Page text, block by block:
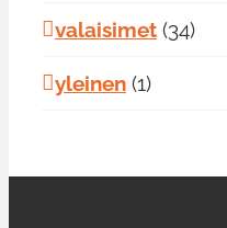
valaisimet (34)
yleinen (1)